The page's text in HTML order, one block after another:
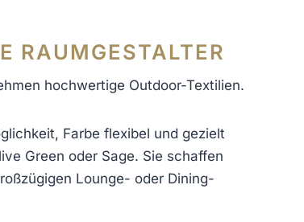
RAUMGESTALTER
hochwertige Outdoor-Textilien.
Farbe flexibel und gezielt
Green oder Sage. Sie schaffen
Lounge- oder Dining-